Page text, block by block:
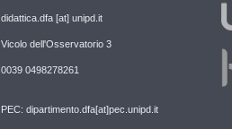
didattica.dfa [at] unipd.it
Vicolo dell'Osservatorio 3
0039 0498278261
PEC: dipartimento.dfa[at]pec.unipd.it